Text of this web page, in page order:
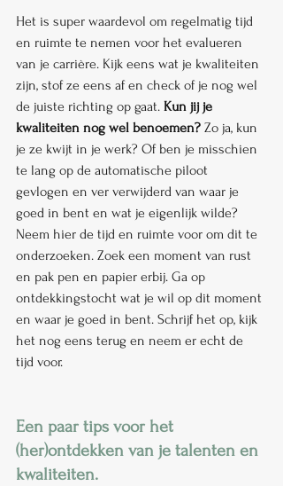
Het is super waardevol om regelmatig tijd
en ruimte te nemen voor het evalueren
van je carrière. Kijk eens wat je kwaliteiten
zijn, stof ze eens af en check of je nog wel
de juiste richting op gaat. Kun jij je
kwaliteiten nog wel benoemen? Zo ja, kun
je ze kwijt in je werk? Of ben je misschien
te lang op de automatische piloot
gevlogen en ver verwijderd van waar je
goed in bent en wat je eigenlijk wilde?
Neem hier de tijd en ruimte voor om dit te
onderzoeken. Zoek een moment van rust
en pak pen en papier erbij. Ga op
ontdekkingstocht wat je wil op dit moment
en waar je goed in bent. Schrijf het op, kijk
het nog eens terug en neem er echt de
tijd voor.
Een paar tips voor het
(her)ontdekken van je talenten en
kwaliteiten.